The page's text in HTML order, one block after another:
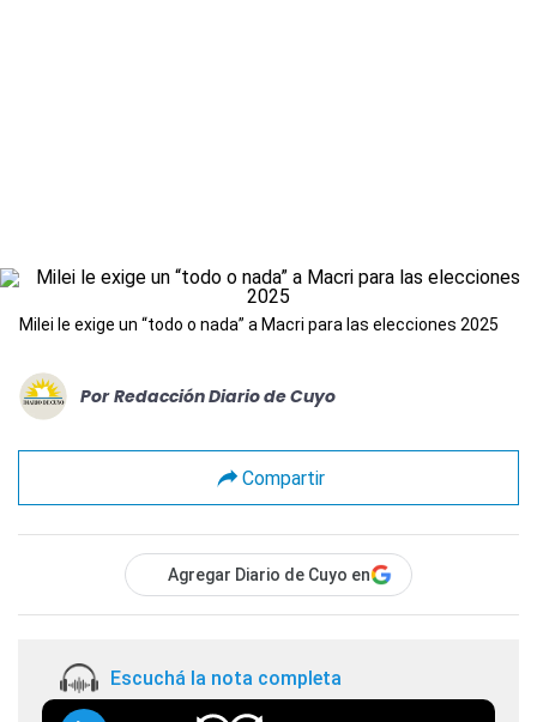
Milei le exige un “todo o nada” a Macri para las elecciones 2025
Por Redacción Diario de Cuyo
Compartir
Agregar Diario de Cuyo en
Escuchá la nota completa